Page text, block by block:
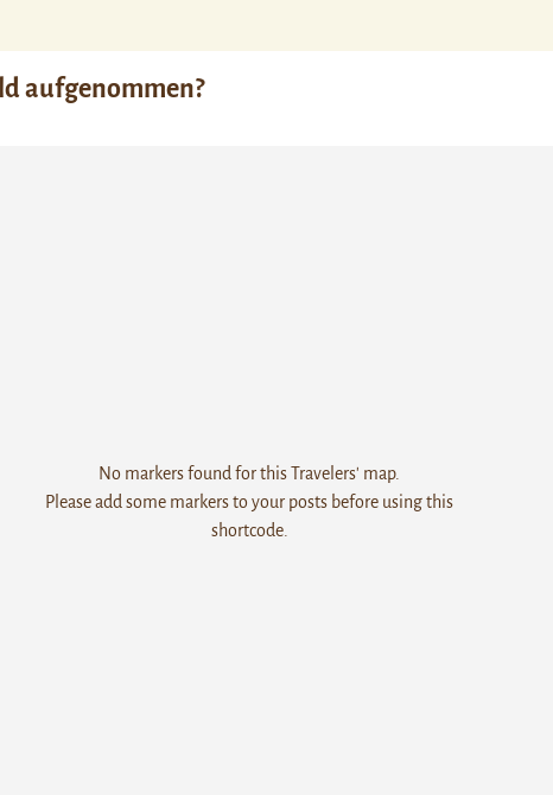
aufgenommen?
No markers found for this Travelers' map.
Please add some markers to your posts before using this
shortcode.